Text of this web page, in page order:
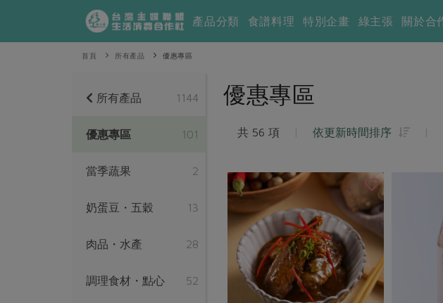
產品分類 食譜料理 特別企畫 綠主張 關於合
首頁 所有產品 優惠專區
優惠專區
共 56 項 | 依更新時間排序 |
所有產品 1144
優惠專區 101
當季蔬果 2
奶蛋豆・五穀 13
肉品・水產 28
調理食材・點心 52